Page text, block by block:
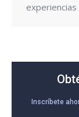
Inscríbete